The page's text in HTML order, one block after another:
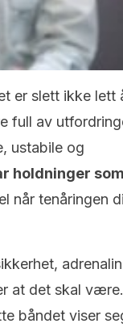
er slett ikke lett
full av
ustabile og
holdninger
når tenåringen
at det skal være.
båndet viser